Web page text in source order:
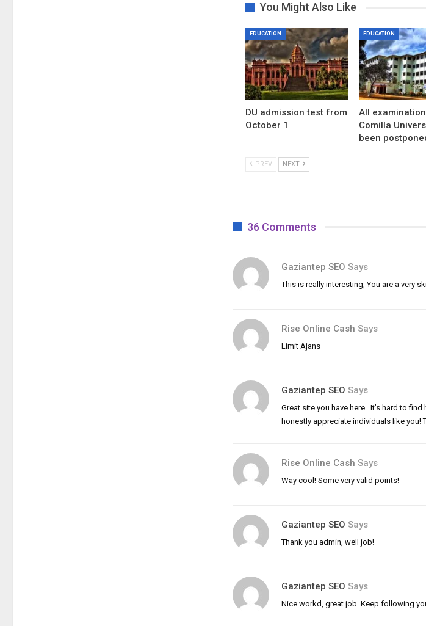
You Might Also Like
EDUCATION
DU admission test from
October 1
EDUCATION
All
Comilla
been
PREV NEXT
36 Comments
Gaziantep SEO Says
This is really interesting, You are a very
Rise Online Cash Says
Limit Ajans
Gaziantep SEO Says
Great site you have here.. It’s hard to
honestly appreciate individuals like you!
Rise Online Cash Says
Way cool! Some very valid points!
Gaziantep SEO Says
Thank you admin, well job!
Gaziantep SEO Says
Nice workd, great job. Keep following